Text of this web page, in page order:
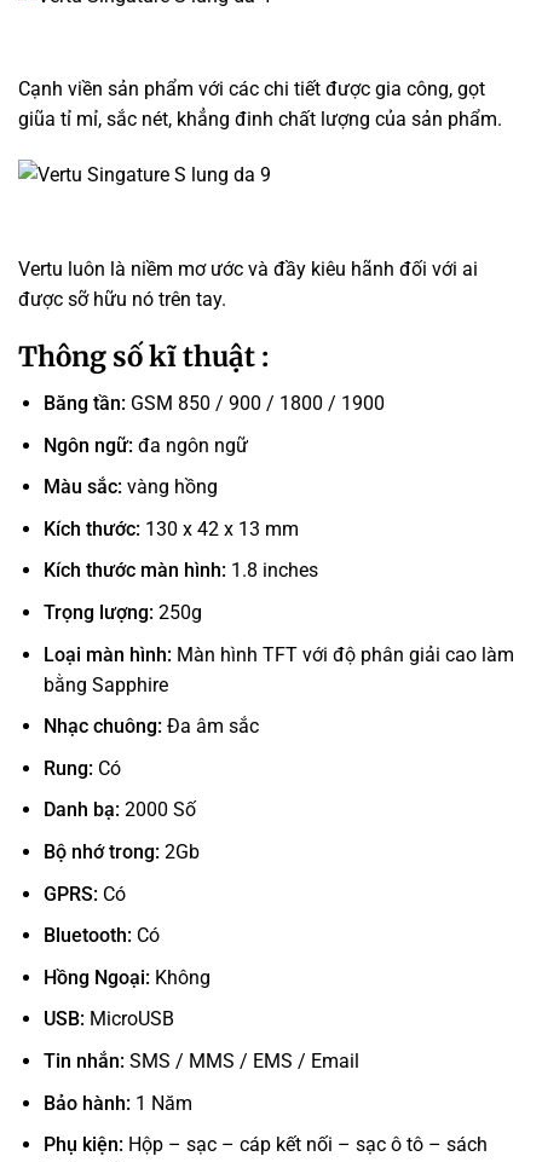
Cạnh viền sản phẩm với các chi tiết được gia công, gọt
giũa tỉ mỉ, sắc nét, khẳng đinh chất lượng của sản phẩm.
Vertu luôn là niềm mơ ước và đầy kiêu hãnh đối với ai
được sỡ hữu nó trên tay.
Thông số kĩ thuật :
Băng tần: GSM 850 / 900 / 1800 / 1900
Ngôn ngữ: đa ngôn ngữ
Màu sắc: vàng hồng
Kích thước: 130 x 42 x 13 mm
Kích thước màn hình: 1.8 inches
Trọng lượng: 250g
Loại màn hình: Màn hình TFT với độ phân giải cao làm
bằng Sapphire
Nhạc chuông: Đa âm sắc
Rung: Có
Danh bạ: 2000 Số
Bộ nhớ trong: 2Gb
GPRS: Có
Bluetooth: Có
Hồng Ngoại: Không
USB: MicroUSB
Tin nhắn: SMS / MMS / EMS / Email
Bảo hành: 1 Năm
Phụ kiện: Hộp – sạc – cáp kết nối – sạc ô tô – sách